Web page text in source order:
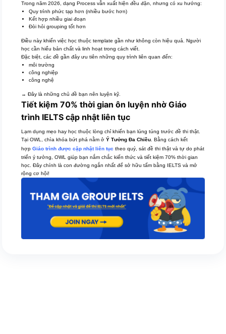
Trong năm 2026, dạng Process vẫn xuất hiện đều đặn, nhưng có xu hướng:
Quy trình phức tạp hơn (nhiều bước hơn)
Kết hợp nhiều giai đoạn
Đòi hỏi grouping tốt hơn
Điều này khiến việc học thuộc template gần như không còn hiệu quả. Người
học cần hiểu bản chất và linh hoạt trong cách viết.
Đặc biệt, các đề gần đây ưu tiên những quy trình liên quan đến:
môi trường
công nghiệp
công nghệ
→ Đây là những chủ đề bạn nên luyện kỹ.
Tiết kiệm 70% thời gian ôn luyện nhờ Giáo
trình IELTS cập nhật liên tục
Lạm dụng mẹo hay học thuộc lòng chỉ khiến bạn lúng túng trước đề thi thật.
Tại OWL, chìa khóa bứt phá nằm ởÝ Tưởng Đa Chiều . Bằng cách kết
hợpGiáo trình được cập nhật liên tục theo quý, sát đề thi thật và tự do phát
triển ý tưởng, OWL giúp bạn nắm chắc kiến thức và tiết kiệm 70% thời gian
học. Đây chính là con đường ngắn nhất để sở hữu tấm bằng IELTS và mở
rộng cơ hội!